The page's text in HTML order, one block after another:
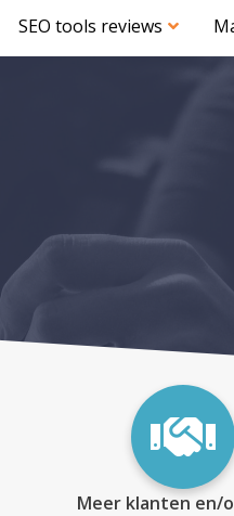
SEO tools reviews
Meer klanten en/